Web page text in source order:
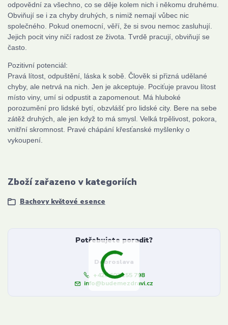
odpovědní za všechno, co se děje kolem nich i někomu druhému.
Obviňují se i za chyby druhých, s nimiž nemají vůbec nic
společného. Pokud onemocní, věří, že si svou nemoc zasluhují.
Jejich pocit viny ničí radost ze života. Tvrdě pracují, obviňují se
často.
Pozitivní potenciál:
Pravá lítost, odpuštění, láska k sobě. Člověk si přizná udělané
chyby, ale netrvá na nich. Jen je akceptuje. Pociťuje pravou lítost
místo viny, umí si odpustit a zapomenout. Má hluboké
porozumění pro lidské bytí, obzvlášť pro lidské city. Bere na sebe
zátěž druhých, ale jen když to má smysl. Velká trpělivost, pokora,
vnitřní skromnost. Pravé chápání křesťanské myšlenky o
vykoupení.
Zboží zařazeno v kategoriích
Bachovy květové esence
Potřebujete poradit?
Dobroslava
+420 603 155 798
info@budemezdravi.cz